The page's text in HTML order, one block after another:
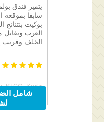
يتميز فندق
سابقا بموقعه
بوكيت
العرب ويقابل
الخلف وقريب
KLCC, Kuala
50450
شامل